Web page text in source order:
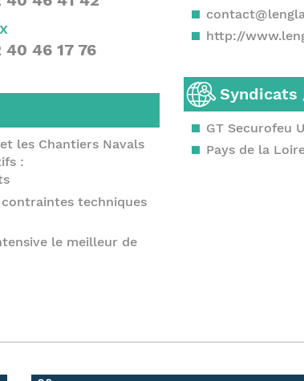
40 46 17 76
les Chantiers Navals
:
techniques
le meilleur de
http://
Syndicats
GT Securofeu
Pays de la